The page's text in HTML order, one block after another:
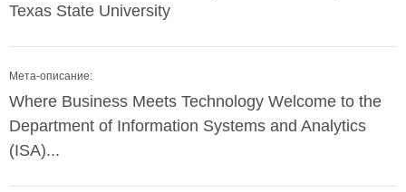
Texas State University
Мета-описание:
Where Business Meets Technology Welcome to the
Department of Information Systems and Analytics
(ISA)...